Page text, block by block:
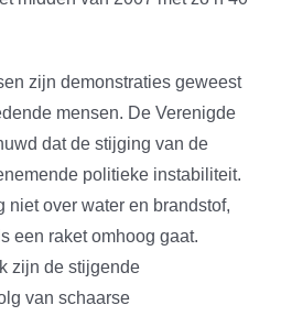
zijn demonstraties geweest
mensen. De Verenigde
dat de stijging van de
politieke instabiliteit.
niet over water en brandstof,
een raket omhoog gaat.
zijn de stijgende
van schaarse